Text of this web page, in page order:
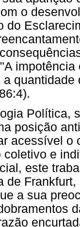
o
do
Política,
posição
acessível o
coletivo e
este
de
a sua